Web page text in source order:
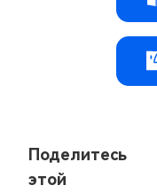
Поделитесь
этой